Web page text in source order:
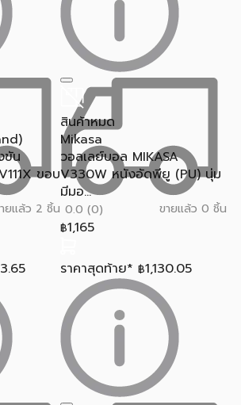
ขัน
ขอบ
ยแล้ว 2 ชิ้น
สินค้าหมด
Mikasa
วอลเลย์บอล MIKASA
V330W หนังอัดพียู (PU) นุ่ม
มีมอ...
0.0 (0) ขายแล้ว 0 ชิ้น
฿1,165
ราคาสุดท้าย* ฿1,130.05